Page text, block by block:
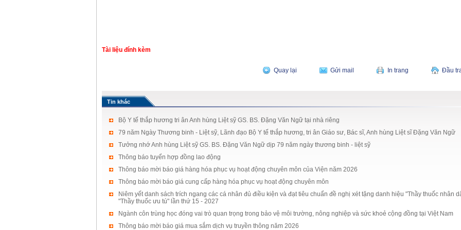
Tài liệu đính kèm
Quay lại Gửi mail In trang Đầu
Tin khác
Bộ Y tế thắp hương tri ân Anh hùng Liệt sỹ GS. BS. Đặng Văn Ngữ tại nhà riêng
79 năm Ngày Thương binh - Liệt sỹ, Lãnh đạo Bộ Y tế thắp hương, tri ân Giáo sư, Bác sĩ, Anh hùng Liệt sĩ Đặng Văn Ngữ
Tưởng nhớ Anh hùng Liệt sỹ GS. BS. Đặng Văn Ngữ dịp 79 năm ngày thương binh - liệt sỹ
Thông báo tuyển hợp đồng lao động
Thông báo mời báo giá hàng hóa phục vụ hoạt động chuyên môn của Viện năm 2026
Thông báo mời báo giá cung cấp hàng hóa phục vụ hoạt động chuyên môn
Niêm yết danh sách trích ngang các cá nhân đủ điều kiện và đạt tiêu chuẩn đề nghị xét tặng danh hiệu "Thầy thuốc nhân
"Thầy thuốc ưu tú" lần thứ 15 - 2027
Ngành côn trùng học đóng vai trò quan trọng trong bảo vệ môi trường, nông nghiệp và sức khoẻ cộng đồng tại Việt Nam
Thông báo mời báo giá mua sắm dịch vụ truyền thông năm 2026